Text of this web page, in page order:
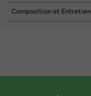
Composition et Entretien